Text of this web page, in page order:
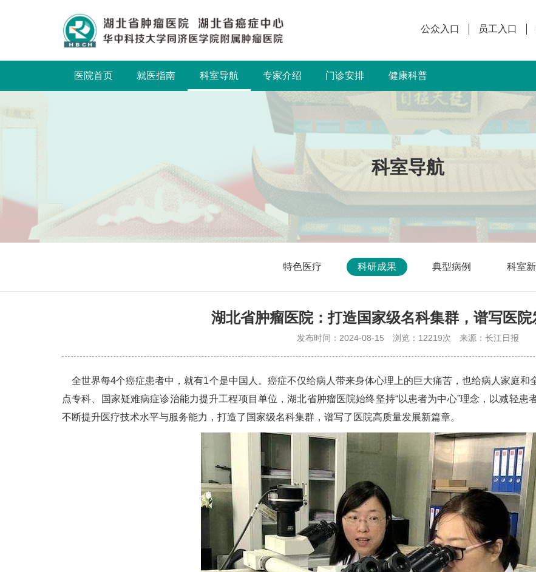
公众入口 员工入口
医院首页 就医指南 科室导航 专家介绍 门诊安排 健康科普
科室导航
特色医疗 科研成果 典型病例 科室
湖北省肿瘤医院：打造国家级名科集群，谱写医
发布时间：2024-08-15 浏览：12219次 来源：长江日报
全世界每4个癌症患者中，就有1个是中国人。癌症不仅给病人带来身体心理上的巨大痛苦，也给病人家庭和
点专科、国家疑难病症诊治能力提升工程项目单位，湖北省肿瘤医院始终坚持“以患者为中心”理念，以减轻患
不断提升医疗技术水平与服务能力，打造了国家级名科集群，谱写了医院高质量发展新篇章。